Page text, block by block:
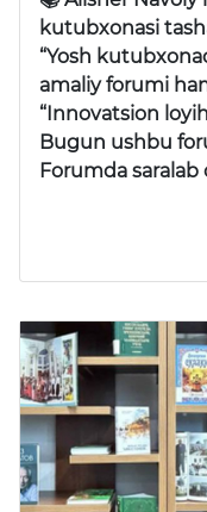
kutubxonasi
“Yosh
amaliy forumi
“Innovatsion
Bugun ushbu
Forumda